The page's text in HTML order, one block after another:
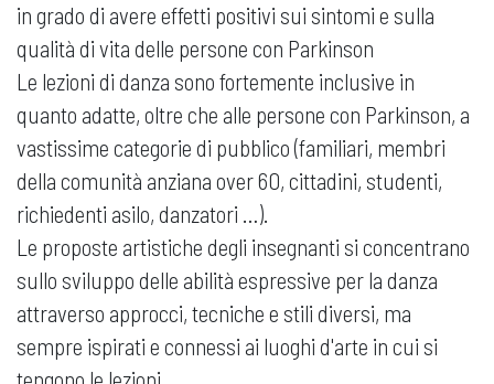
in grado di avere effetti positivi sui sintomi e sulla
qualità di vita delle persone con Parkinson
Le lezioni di danza sono fortemente inclusive in
quanto adatte, oltre che alle persone con Parkinson, a
vastissime categorie di pubblico (familiari, membri
della comunità anziana over 60, cittadini, studenti,
richiedenti asilo, danzatori …).
Le proposte artistiche degli insegnanti si concentrano
sullo sviluppo delle abilità espressive per la danza
attraverso approcci, tecniche e stili diversi, ma
sempre ispirati e connessi ai luoghi d'arte in cui si